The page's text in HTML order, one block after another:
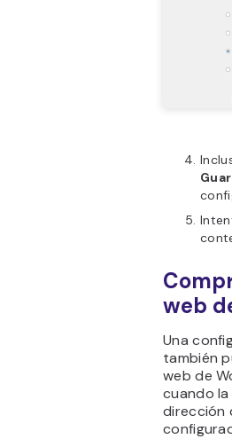
web
Una
también
web de
cuando la
dirección